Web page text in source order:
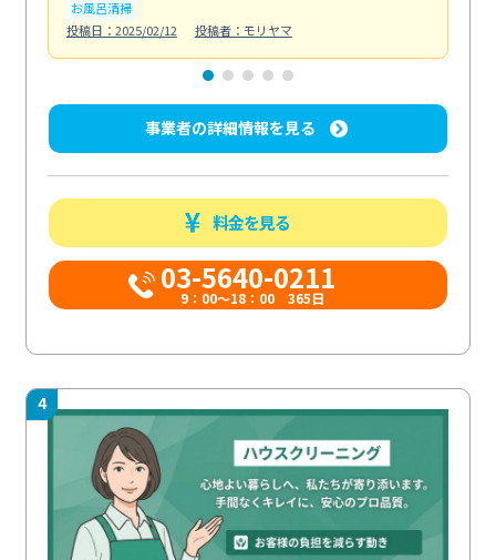
お風呂清掃
投稿日：2025/02/12
投稿者：モリヤマ
事業者の詳細情報を見る
料金を見る
03-5640-0211
9：00～18：00 365日
4